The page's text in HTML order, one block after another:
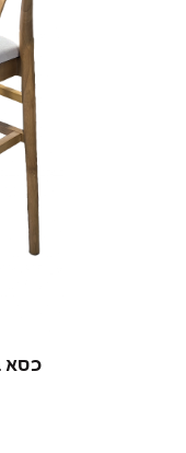
כסא